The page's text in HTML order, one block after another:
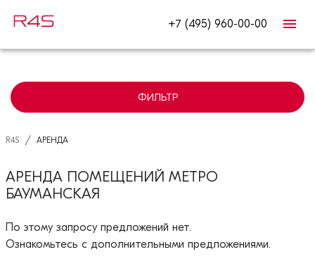
+7 (495) 960-00-00
ФИЛЬТР
R4S / АРЕНДА
АРЕНДА ПОМЕЩЕНИЙ МЕТРО
БАУМАНСКАЯ
По этому запросу предложений нет.
Ознакомьтесь с дополнительными предложениями.